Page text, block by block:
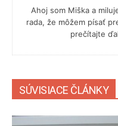
Ahoj som Miška a
rada, že môžem písať
prečítajte
SÚVISIACE ČLÁNKY